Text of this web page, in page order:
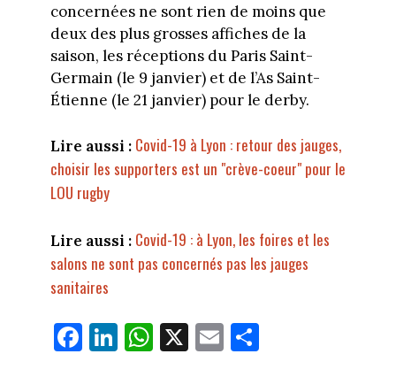
concernées ne sont rien de moins que
deux des plus grosses affiches de la
saison, les réceptions du Paris Saint-
Germain (le 9 janvier) et de l’As Saint-
Étienne (le 21 janvier) pour le derby.
Lire aussi : Covid-19 à Lyon : retour des jauges,
choisir les supporters est un "crève-coeur" pour le
LOU rugby
Lire aussi : Covid-19 : à Lyon, les foires et les
salons ne sont pas concernés pas les jauges
sanitaires
Fa
ce
Li
nk
W
ha
X E
m
Pa